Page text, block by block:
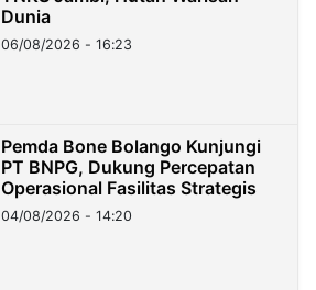
Dunia
06/08/2026 - 16:23
Pemda Bone Bolango Kunjungi
PT BNPG, Dukung Percepatan
Operasional Fasilitas Strategis
04/08/2026 - 14:20